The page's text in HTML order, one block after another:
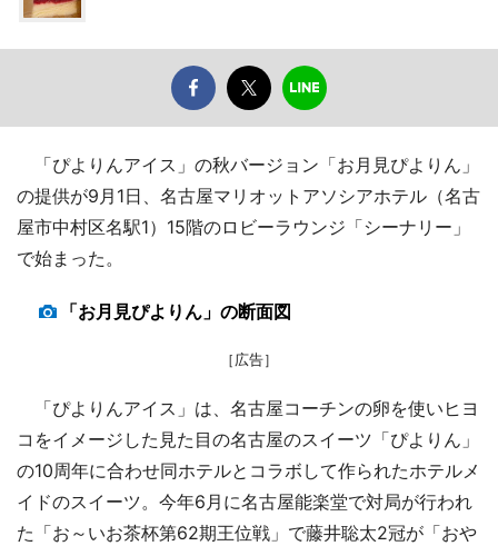
「ぴよりんアイス」の秋バージョン「お月見ぴよりん」
の提供が9月1日、名古屋マリオットアソシアホテル（名古
屋市中村区名駅1）15階のロビーラウンジ「シーナリー」
で始まった。
「お月見ぴよりん」の断面図
［広告］
「ぴよりんアイス」は、名古屋コーチンの卵を使いヒヨ
コをイメージした見た目の名古屋のスイーツ「ぴよりん」
の10周年に合わせ同ホテルとコラボして作られたホテルメ
イドのスイーツ。今年6月に名古屋能楽堂で対局が行われ
た「お～いお茶杯第62期王位戦」で藤井聡太2冠が「おや